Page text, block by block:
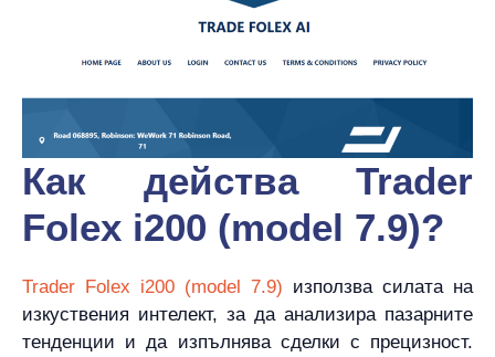
Как действа Trader
Folex i200 (model 7.9)?
Trader Folex i200 (model 7.9) използва силата на
изкуствения интелект, за да анализира пазарните
тенденции и да изпълнява сделки с прецизност.